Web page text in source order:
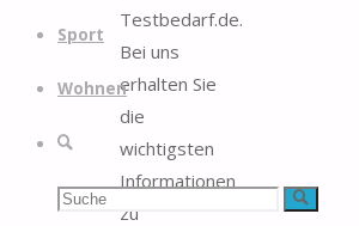
Sport
Wohnen
Suche
Suchen Suche
Testbedarf.de.
Bei uns
erhalten Sie
die
wichtigsten
Informationen
zu